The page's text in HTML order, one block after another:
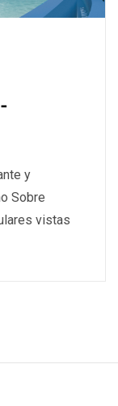
y
Sobre
vistas